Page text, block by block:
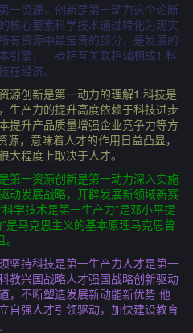
一资源，创新是第一动力这个论断
核心要素科学技术通过转化为现实
有资源中最宝贵的部分，是发展的
引擎，三者相互关联相辅相成1 科
在经济。
源创新是第一动力的理解1 科技是
生产力的提升高度依赖于科技进步
提升产品质量增强企业竞争力等方
，意味着人才的作用日益凸显，
大程度上取决于人才。
第一资源创新是第一动力深入实施
动发展战略，开辟发展新领域新赛
学技术是第一生产力”是邓小平提
是马克思主义的基本原理马克思曾
坚持科技是第一生产力人才是第一
教兴国战略人才强国战略创新驱动
，不断塑造发展新动能新优势 他
自强人才引领驱动，加快建设教育